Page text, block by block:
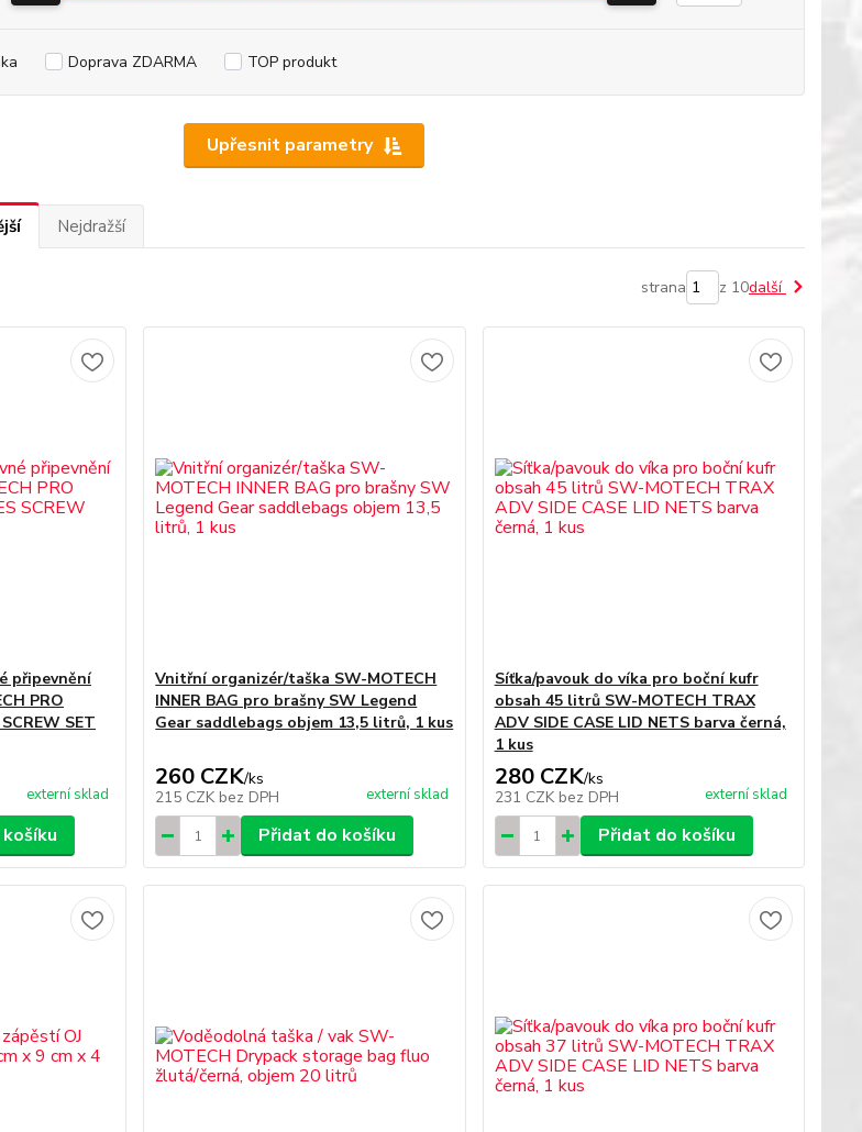
Upřesnit parametry
Doprava ZDARMA TOP produkt
Nejdražší
strana z 10další
připevnění
PRO
SET
externí sklad
Vnitřní organizér/taška SW-MOTECH
INNER BAG pro brašny SW Legend
Gear saddlebags objem 13,5 litrů, 1 kus
260 CZK/ks
215 CZK bez DPH externí sklad
Přidat do košíku
Síťka/pavouk do víka pro boční kufr
obsah 45 litrů SW-MOTECH TRAX
ADV SIDE CASE LID NETS barva černá,
1 kus
280 CZK/ks
231 CZK bez DPH externí sklad
Přidat do košíku